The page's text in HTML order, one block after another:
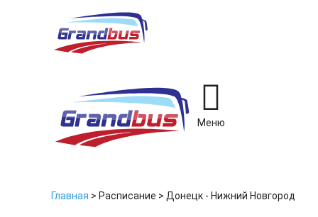
Меню
Главная > Расписание > Донецк - Нижний Новгород